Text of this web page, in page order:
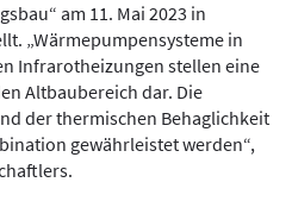
am 11. Mai 2023 in
„Wärmepumpensysteme in
Infrarotheizungen stellen eine
Altbaubereich dar. Die
der thermischen Behaglichkeit
gewährleistet werden“,